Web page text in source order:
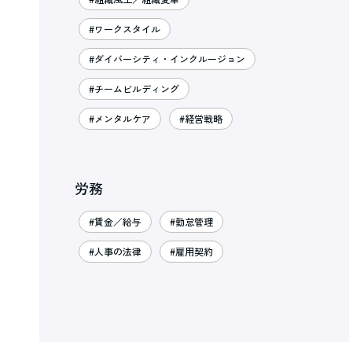
#ワークスタイル
#ダイバーシティ・インクルージョン
#チームビルディング
#メンタルケア #経営戦略
労務
#賃金／給与 #勤怠管理
#人事の法律 #雇用契約